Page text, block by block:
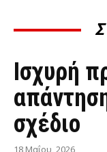
ΣΥΝΕΝΤΕΎΞΕΙΣ
Ισχυρή
σχέδιο
18 Μαΐου, 2026